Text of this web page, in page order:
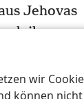
wir
können
Jehovas
ihm
dann
tun alles,
das